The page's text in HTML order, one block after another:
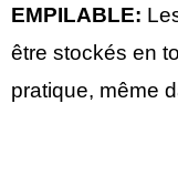
EMPILABLE:
être stockés en
pratique, même